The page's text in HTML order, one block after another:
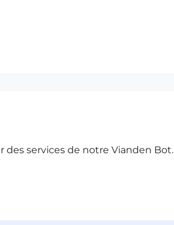
des services de notre Vianden Bot.